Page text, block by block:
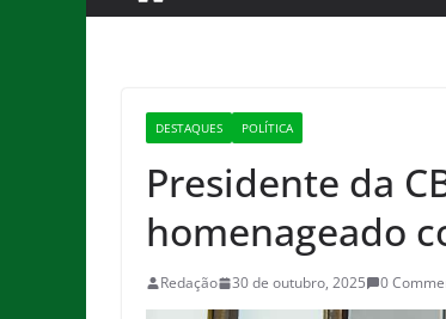
DESTAQUES POLÍTICA
Presidente da
homenageado
Redação 30 de outubro, 2025 0